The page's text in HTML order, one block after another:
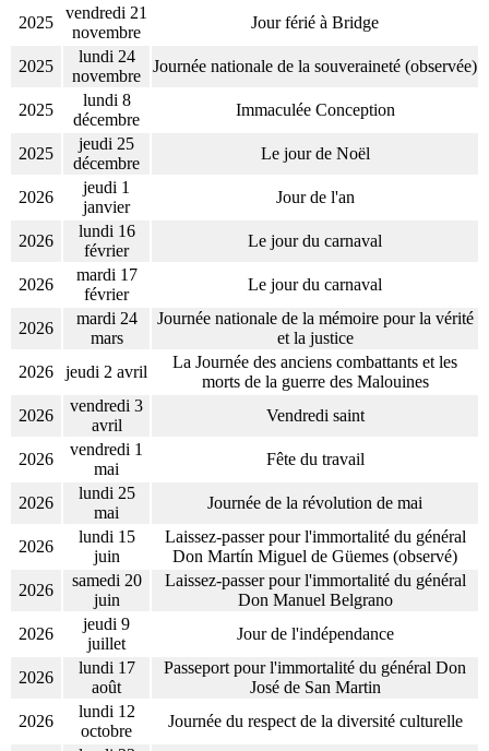
2025
vendredi 21
novembre
Jour férié à Bridge
2025
lundi 24
novembre
Journée nationale de la souveraineté (observée)
2025
lundi 8
décembre
Immaculée Conception
2025
jeudi 25
décembre
Le jour de Noël
2026
jeudi 1
janvier
Jour de l'an
2026
lundi 16
février
Le jour du carnaval
2026
mardi 17
février
Le jour du carnaval
2026
mardi 24
mars
Journée nationale de la mémoire pour la vérité
et la justice
2026
jeudi 2 avril
La Journée des anciens combattants et les
morts de la guerre des Malouines
2026
vendredi 3
avril
Vendredi saint
2026
vendredi 1
mai
Fête du travail
2026
lundi 25
mai
Journée de la révolution de mai
2026
lundi 15
juin
Laissez-passer pour l'immortalité du général
Don Martín Miguel de Güemes (observé)
2026
samedi 20
juin
Laissez-passer pour l'immortalité du général
Don Manuel Belgrano
2026
jeudi 9
juillet
Jour de l'indépendance
2026
lundi 17
août
Passeport pour l'immortalité du général Don
José de San Martin
2026
lundi 12
octobre
Journée du respect de la diversité culturelle